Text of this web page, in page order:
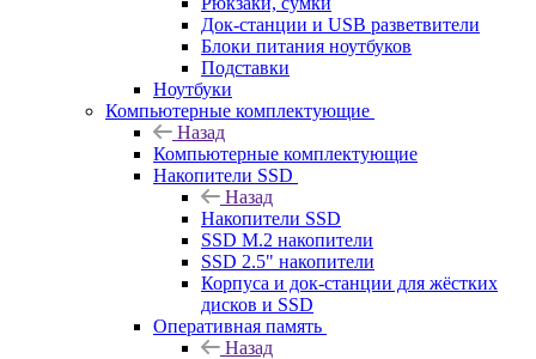
Док-станции и USB разветвители
Блоки питания ноутбуков
Подставки
Ноутбуки
Компьютерные комплектующие
Назад
Компьютерные комплектующие
Накопители SSD
Назад
Накопители SSD
SSD M.2 накопители
SSD 2.5" накопители
Корпуса и док-станции для жёстких
дисков и SSD
Оперативная память
Назад